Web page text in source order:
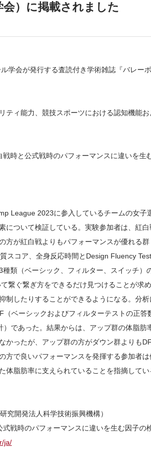
）に掲載されました
学会が発行する査読付き学術雑誌『バレー
ィ能力、競技スポーツにおける認知機能
時と公式戦時のパフォーマンスに違いを生
League 2023に参入しているチームの女子
ついて検証している。実験参加者は、紅
が紅白戦よりもパフォーマンスが優れる
スコア、全身反応時間とDesign Fluency
類（ベーシック、フィルター、スイッチ）
繋ぐ繋ぎ方をできるだけ見つけることが求
したりすることができるようになる。分
ベーシックおよびフィルターテストの正答
であった。結果からは、アップ群の体脂肪
ったが、アップ群の方がダウン群よりも
で良いパフォーマンスを発揮する参加者
脂肪率に支えられていることを指摘してい
究開発法人科学技術振興機構）
戦時のパフォーマンスに違いを生む因子の
ja/